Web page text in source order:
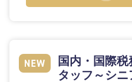
石川県
国内・国際
タッフ～シニ